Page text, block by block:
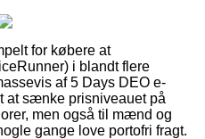
for købere at
i blandt flere
af 5 Days DEO e-
at sænke prisniveauet på
men også til mænd og
gange love portofri fragt.